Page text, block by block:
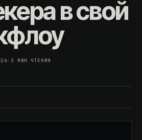
в свой
· 3 МИН ЧТЕНИЯ